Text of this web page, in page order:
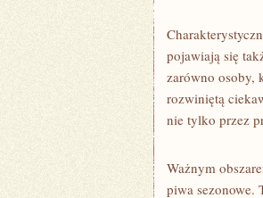
pojawiają się
zarówno osoby,
rozwiniętą
nie tylko przez
Ważnym
piwa sezonowe.